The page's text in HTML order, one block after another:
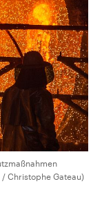
Christophe Gateau)